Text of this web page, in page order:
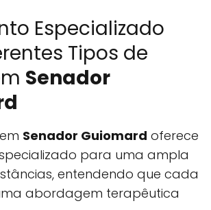
Especializado
Tipos de
Senador
Senador Guiomard oferece
para uma ampla
entendendo que cada
abordagem terapêutica